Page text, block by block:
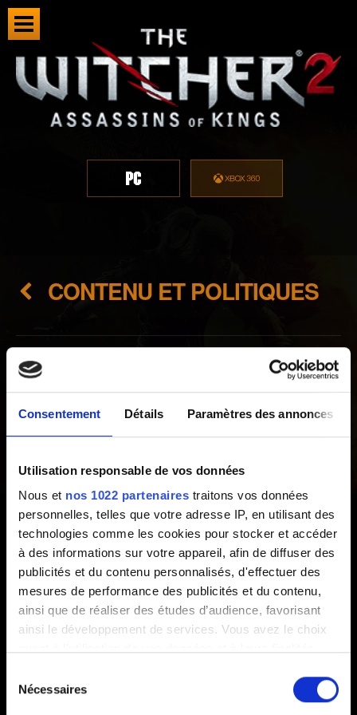
Consentement Détails Paramètres des annonces
Utilisation responsable de vos données
Nous et nos 1022 partenaires traitons vos données
personnelles, telles que votre adresse IP, en utilisant des
technologies comme les cookies pour stocker et accéder
à des informations sur votre appareil, afin de diffuser des
publicités et du contenu personnalisés, d'effectuer des
mesures de performance des publicités et du contenu,
ainsi que de réaliser des études d’audience, favorisant
ainsi le développement de services. Vous avez le choix
tout moment en consultant la Déclaration relative aux
cookies ou en cliquant sur l'icône de confidentialité.
Nécessaires
CONTENU ET POLITIQUES
Bonus
Bonus de la série The Witcher
Politique de création vidéo
Politique de création vidéo
Suggestions
Je veux vous faire part d'un commentaire